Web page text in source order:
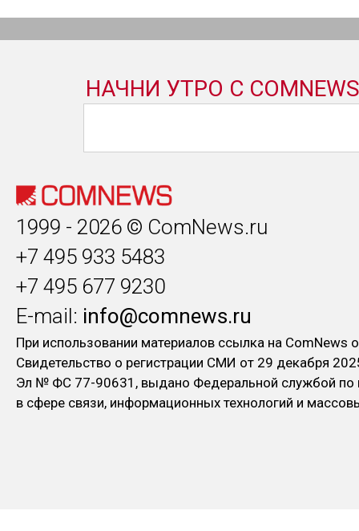
1999 - 2026 © ComNews.ru
+7 495 933 5483
+7 495 677 9230
E-mail: info@comnews.ru
При использовании материалов ссылка на ComNews
Свидетельство о регистрации СМИ от 29 декабря
Эл № ФC 77-90631, выдано Федеральной службой по
в сфере связи, информационных технологий и